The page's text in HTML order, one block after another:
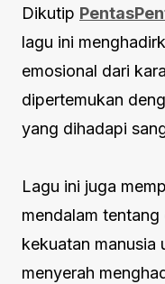
Dikutip
lagu ini
emosional dari
dipertemukan
yang dihadapi
Lagu ini juga
mendalam
kekuatan manusia
menyerah